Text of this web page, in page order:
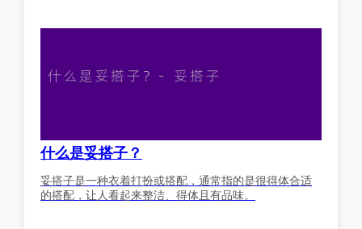
什么是妥搭子？
妥搭子是一种衣着打扮或搭配，通常指的是很得体合适
的搭配，让人看起来整洁、得体且有品味。